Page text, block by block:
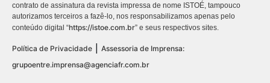
contrato de assinatura da revista impressa de nome ISTOÉ, tampouco
autorizamos terceiros a fazê-lo, nos responsabilizamos apenas pelo
conteúdo digital “https://istoe.com.br” e seus respectivos sites.
Política de Privacidade | Assessoria de Imprensa:
grupoentre.imprensa@agenciafr.com.br